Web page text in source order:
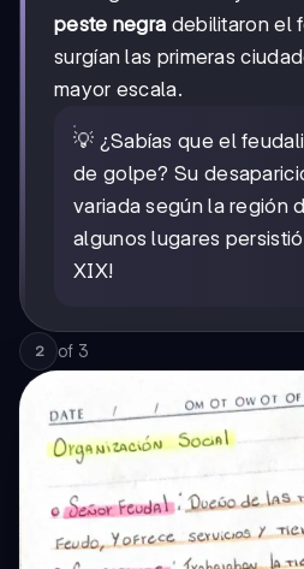
peste negra debilitaron el
surgían las primeras
mayor escala.
💡 ¿Sabías que el
de golpe? Su
variada según la región
algunos lugares
XIX!
2 of 3